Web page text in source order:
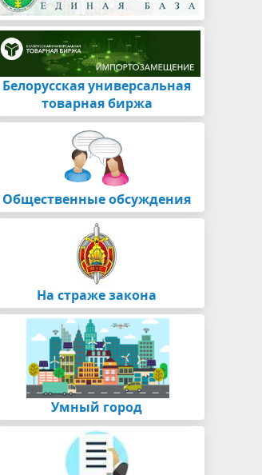
Белорусская универсальная
товарная биржа
Общественные обсуждения
На страже закона
Умный город